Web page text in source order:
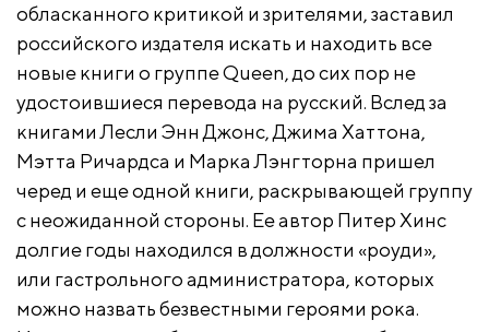
обласканного критикой и зрителями, заставил
российского издателя искать и находить все
новые книги о группе Queen, до сих пор не
удостоившиеся перевода на русский. Вслед за
книгами Лесли Энн Джонс, Джима Хаттона,
Мэтта Ричардса и Марка Лэнгторна пришел
черед и еще одной книги, раскрывающей группу
с неожиданной стороны. Ее автор Питер Хинс
долгие годы находился в должности «роуди»,
или гастрольного администратора, которых
можно назвать безвестными героями рока.